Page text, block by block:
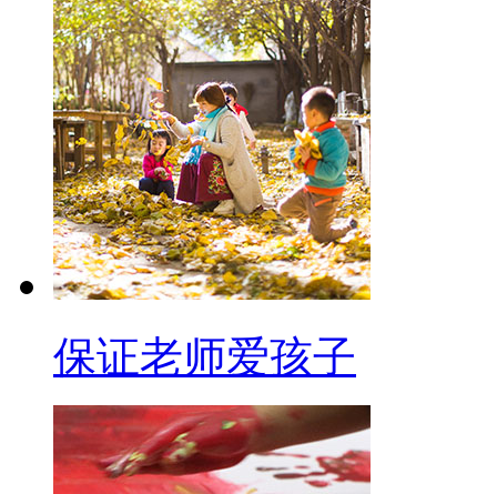
保证老师爱孩子